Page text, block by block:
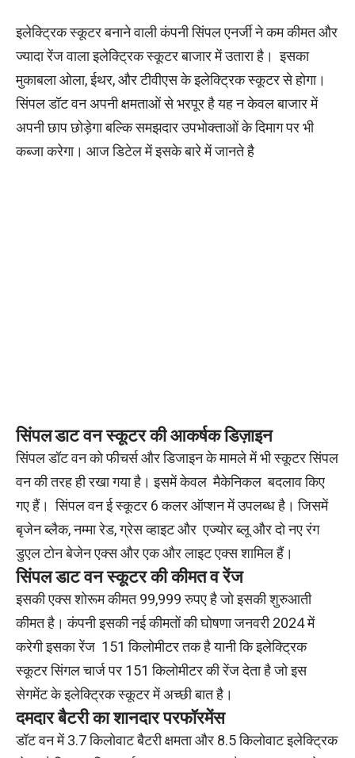
इलेक्ट्रिक स्कूटर बनाने वाली कंपनी सिंपल एनर्जी ने कम कीमत और
ज्यादा रेंज वाला इलेक्ट्रिक स्कूटर बाजार में उतारा है। इसका
मुकाबला ओला, ईथर, और टीवीएस के इलेक्ट्रिक स्कूटर से होगा।
सिंपल डॉट वन अपनी क्षमताओं से भरपूर है यह न केवल बाजार में
अपनी छाप छोड़ेगा बल्कि समझदार उपभोक्ताओं के दिमाग पर भी
कब्जा करेगा। आज डिटेल में इसके बारे में जानते है
सिंपलडाटवनस्कूटरकीआकर्षकडिज़ाइन
सिंपल डॉट वन को फीचर्स और डिजाइन के मामले में भी स्कूटर सिंपल
वन की तरह ही रखा गया है। इसमें केवल मैकेनिकल बदलाव किए
गए हैं। सिंपल वन ई स्कूटर 6 कलर ऑप्शन में उपलब्ध है। जिसमें
बृजेन ब्लैक, नम्मा रेड, ग्रेस व्हाइट और एज्योर ब्लू और दो नए रंग
डुएल टोन बेजेन एक्स और एक और लाइट एक्स शामिल हैं।
सिंपलडाटवनस्कूटरकीकीमतवरेंज
इसकी एक्स शोरूम कीमत 99,999 रुपए है जो इसकी शुरुआती
कीमत है। कंपनी इसकी नई कीमतों की घोषणा जनवरी 2024 में
करेगी इसका रेंज 151 किलोमीटर तक है यानी कि इलेक्ट्रिक
स्कूटर सिंगल चार्ज पर 151 किलोमीटर की रेंज देता है जो इस
सेगमेंट के इलेक्ट्रिक स्कूटर में अच्छी बात है।
दमदारबैटरीकाशानदारपरफॉरमेंस
डॉट वन में 3.7 किलोवाट बैटरी क्षमता और 8.5 किलोवाट इलेक्ट्रिक